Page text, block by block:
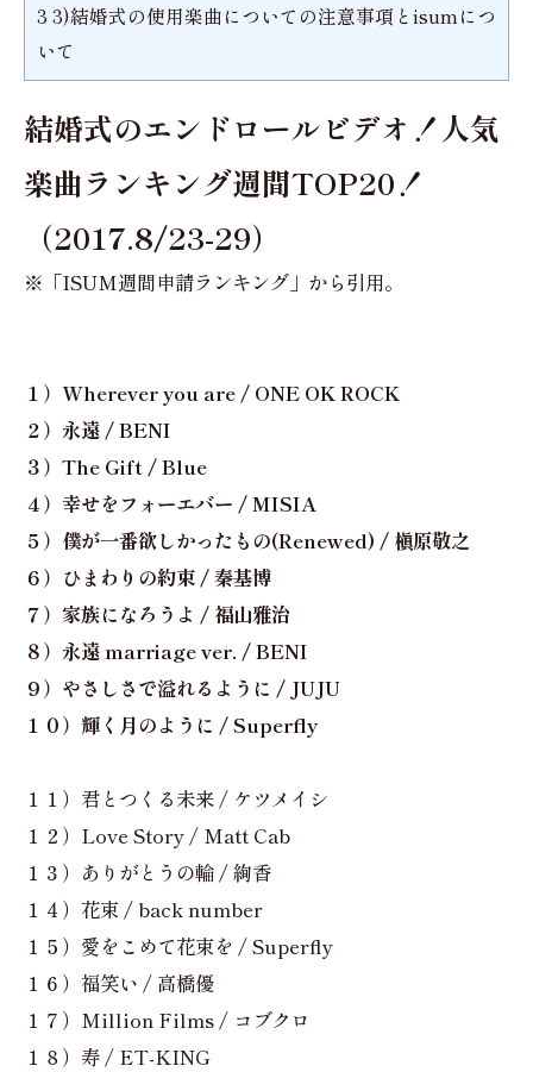
3 3)結婚式の使用楽曲についての注意事項とisumにつ
いて
結婚式のエンドロールビデオ！人気
楽曲ランキング週間TOP20！
（2017.8/23-29）
※「ISUM週間申請ランキング」から引用。
１）Wherever you are / ONE OK ROCK
２）永遠 / BENI
３）The Gift / Blue
４）幸せをフォーエバー / MISIA
５）僕が一番欲しかったもの(Renewed) / 槇原敬之
６）ひまわりの約束 / 秦基博
７）家族になろうよ / 福山雅治
８）永遠 marriage ver. / BENI
９）やさしさで溢れるように / JUJU
１０）輝く月のように / Superfly
１１）君とつくる未来 / ケツメイシ
１２）Love Story / Matt Cab
１３）ありがとうの輪 / 絢香
１４）花束 / back number
１５）愛をこめて花束を / Superfly
１６）福笑い / 高橋優
１７）Million Films / コブクロ
１８）寿 / ET-KING